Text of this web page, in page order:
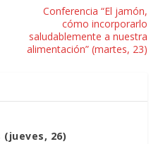
Conferencia “El jamón,
cómo incorporarlo
saludablemente a nuestra
alimentación” (martes, 23)
26)